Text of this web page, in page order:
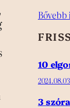
Bővebb
10
3